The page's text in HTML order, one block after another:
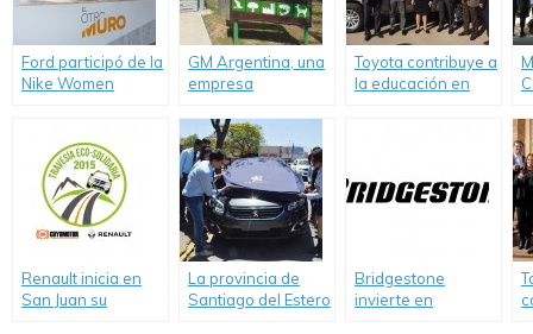
Ford participó de la
Nike Women
Sponsor oficial.
GM Argentina, una
empresa
la Responsabilidad
Social Empresaria,
celebró el Día
Mundial del Medio
Ambiente
Toyota contribuye a
la educación en
Renault inicia en
San Juan su
La provincia de
Santiago del Estero
Bridgestone
invierte en